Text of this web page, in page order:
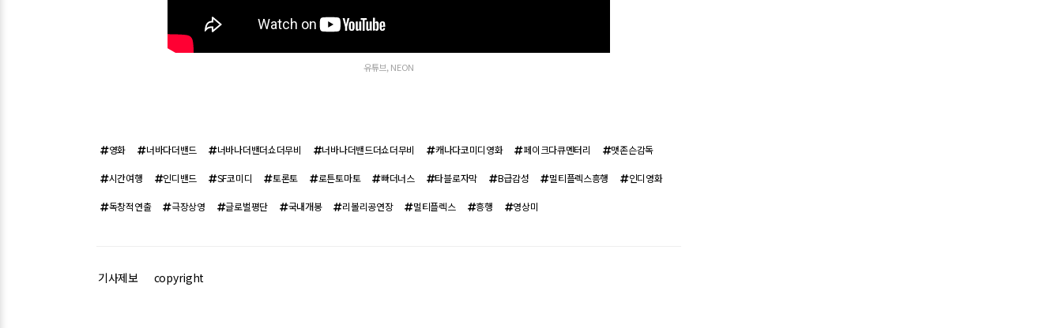
유튜브, NEON
영화 너바다더밴드 너바나더밴더쇼더무비 너바나더밴드더쇼더무비 캐나다코미디영화 페이크다큐멘터리 맷존슨감독
시간여행 인디밴드 SF코미디 토론토 로튼토마토 빠더너스 타블로자막 B급감성 멀티플렉스흥행 인디영화
독창적연출 극장상영 글로벌평단 국내개봉 리볼리공연장 멀티플렉스 흥행 영상미
기사제보 copyright